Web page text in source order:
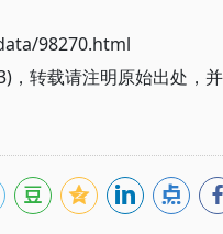
98270.html
转载请注明原始出处，并